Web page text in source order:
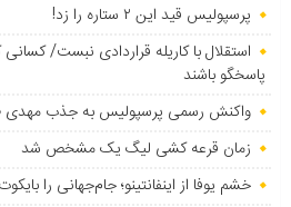
پرسپولیس قید این ۲ ستاره را زد!
استقلال با کاریله قراردادی نبست/
پاسخگو باشند
واکنش رسمی پرسپولیس به جذب مهدی
زمان قرعه کشی لیگ یک مشخص شد
خشم یوفا از اینفانتینو؛ جام‌جهانی را